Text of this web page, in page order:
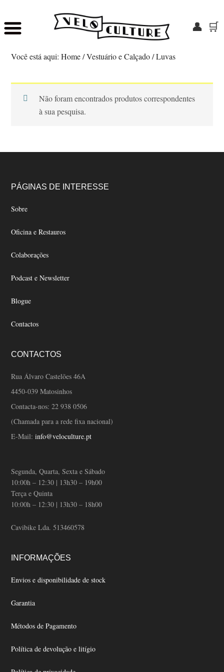
Skip
main
Saltar
Você está aqui:Home /Vestuário e Calçado /Luvas
Não foram encontrados produtos correspondentes
à sua pesquisa.
Footer
PÁGINAS DE INTERESSE
Sobre
Oficina e Restauros
Colaborações
Podcast e Newsletter
Blogue
Contactos
CONTACTOS
Rua Álvaro Castelões 46A
4450-039 Matosinhos
Contacta-nos:22 938 0506
(Chamada para a rede fixa nacional)
E-Mail:info@veloculture.pt
Segunda, Quarta, Sexta e Sábado
10:00h – 12:30 | 13h30 – 19h00
Terça e Quinta
10:00h – 12:30 | 13h30 – 18h00
Cavibike Lda. 513460578
INFORMAÇÕES
Envios e disponibilidade de stock
Garantia
Métodos de Pagamento
Política de devolução e litígio
👤 🛒